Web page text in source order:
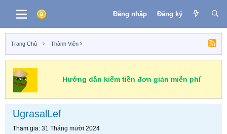
Đăng nhập Đăng ký
Trang Chủ Thành Viên
Hướng dẫn kiếm tiền đơn giản miễn phí
UgrasalLef
Tham gia 31 Tháng mười 2024